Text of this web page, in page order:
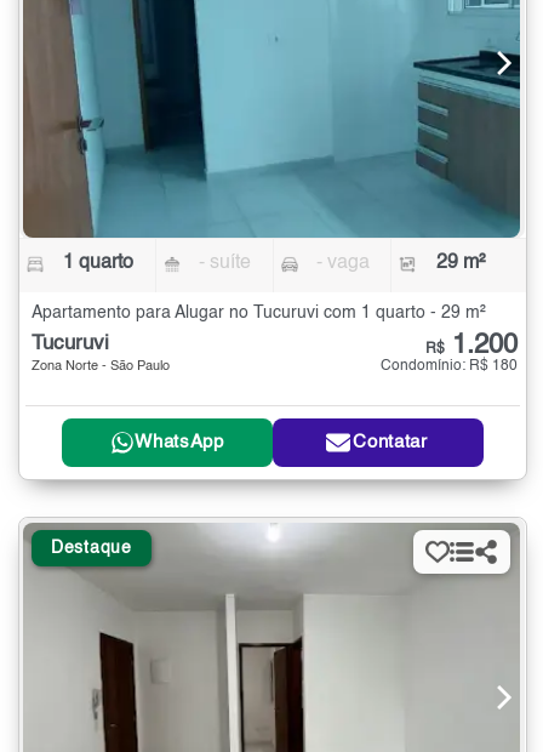
1 quarto - suíte - vaga 29 m²
Apartamento para Alugar no Tucuruvi com 1 quarto - 29 m²
Tucuruvi
Zona Norte - São Paulo
R$ 1.200
Condomínio: R$ 180
WhatsApp Contatar
Destaque